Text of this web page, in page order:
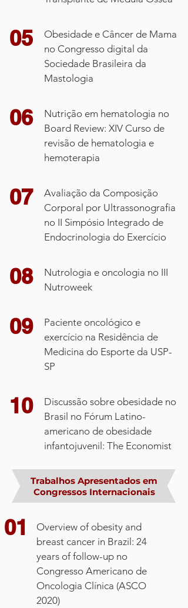
paciente oncológico? - III
Nutrição em Oncologia
06
intervenções estruturais no
enfrentamento do ambiente
obesogênico - I Fórum Latino
Americano em Prevenção
Psiconutrição no XXV Congresso
Brasileiro de Transplante de
redução de risco e ao longo do
tratamento sistêmico - XXIV
Congresso Brasileiro de
09
Será que estou com obesidade? O
que isso tem a ver com o câncer e
que posso fazer? – Festival do
Autocuidado do Instituto
10
Avaliação da composição
Nutrição em Oncologia
Coordenação e aulas no I Best
Nutrition in Oncology do Hospital
Israelita Albert Einstein
Participação
ASCO – Congresso
Americano de Oncologia
02
ESMO – Congresso
de Oncologia
Obesity week – Congresso
Americano de Obesidade
05
Obesidade e Câncer de Mama
no Congresso digital da
Sociedade Brasileira da
Mastologia
06
Nutrição em hematologia no
Board Review: XIV Curso de
revisão de hematologia e
hemoterapia
07
Avaliação da Composição
Corporal por Ultrassonografia
no II Simpósio Integrado de
Endocrinologia do Exercício
08
Nutrologia e oncologia no III
Nutroweek
09
Paciente oncológico e
exercício na Residência de
Medicina do Esporte da USP-
SP
10
Discussão sobre obesidade no
Brasil no Fórum Latino-
americano de obesidade
infantojuvenil: The Economist
Trabalhos Apresentados em
Congressos Internacionais
01
Overview of obesity and
breast cancer in Brazil: 24
years of follow-up no
Congresso Americano de
Oncologia Clínica (ASCO
2020)